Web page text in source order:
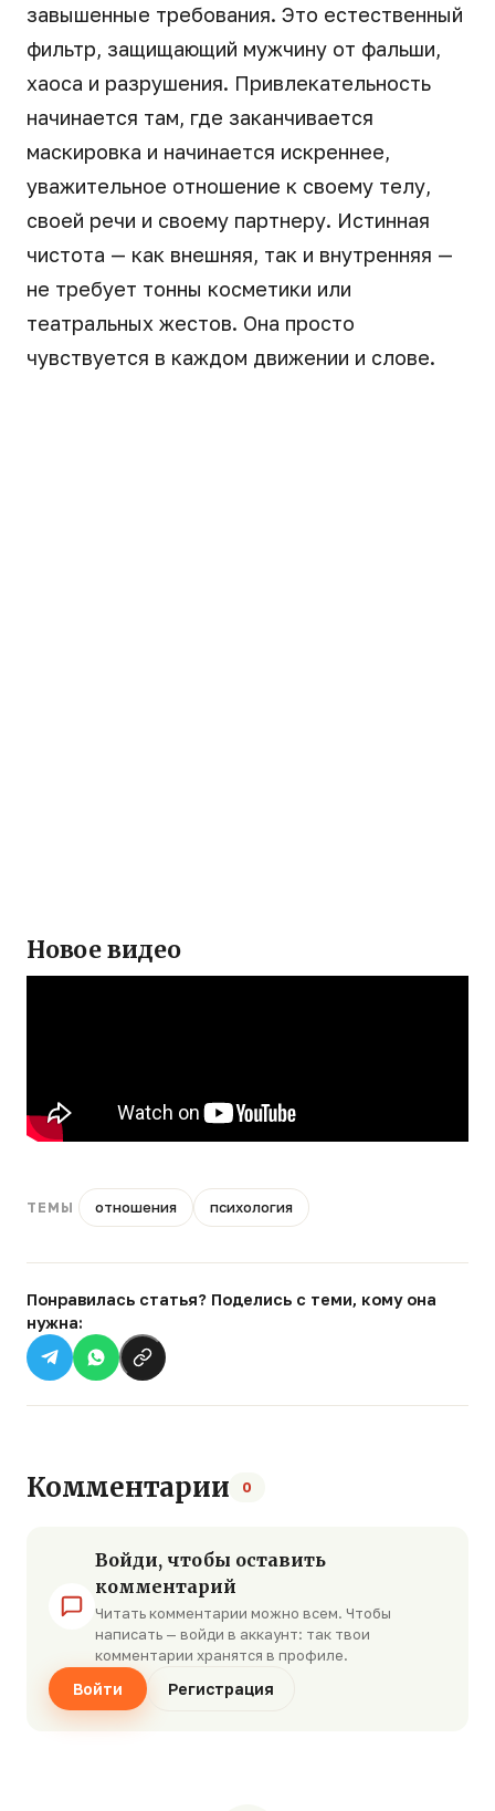
завышенные требования. Это естественный
фильтр, защищающий мужчину от фальши,
хаоса и разрушения. Привлекательность
начинается там, где заканчивается
маскировка и начинается искреннее,
уважительное отношение к своему телу,
своей речи и своему партнеру. Истинная
чистота — как внешняя, так и внутренняя —
не требует тонны косметики или
театральных жестов. Она просто
чувствуется в каждом движении и слове.
Новое видео
ТЕМЫ отношения психология
Понравилась статья? Поделись с теми, кому она
нужна:
Комментарии 0
Войди, чтобы оставить
комментарий
Читать комментарии можно всем. Чтобы
написать — войди в аккаунт: так твои
комментарии хранятся в профиле.
Войти Регистрация